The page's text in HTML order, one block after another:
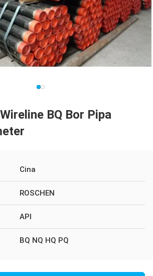
BQ Bor Pipa
Cina
ROSCHEN
API
BQ NQ HQ PQ